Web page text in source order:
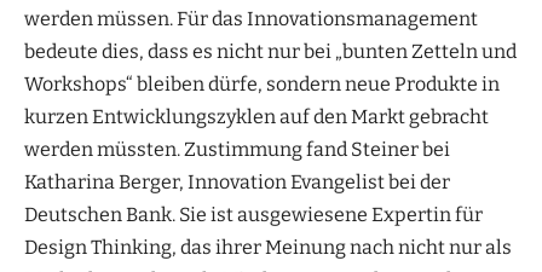
werden müssen. Für das Innovationsmanagement
bedeute dies, dass es nicht nur bei „bunten Zetteln und
Workshops“ bleiben dürfe, sondern neue Produkte in
kurzen Entwicklungszyklen auf den Markt gebracht
werden müssten. Zustimmung fand Steiner bei
Katharina Berger, Innovation Evangelist bei der
Deutschen Bank. Sie ist ausgewiesene Expertin für
Design Thinking, das ihrer Meinung nach nicht nur als